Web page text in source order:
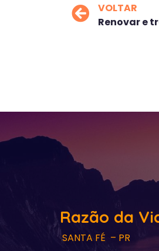
VOLTAR
Renovar e
Razão da
SANTA FÉ – PR